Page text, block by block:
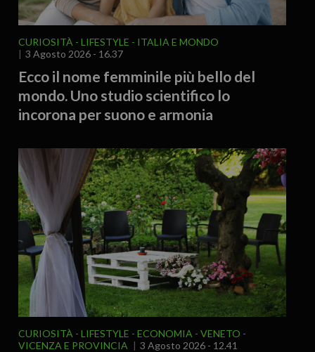
CURIOSITÀ - LIFESTYLE
ITALIA E MONDO
3 Agosto 2026 - 16.37
Ecco il nome femminile più bello del
mondo. Uno studio scientifico lo
incorona per suono e armonia
CURIOSITÀ - LIFESTYLE ECONOMIA
VENETO
VICENZA E PROVINCIA
3 Agosto 2026 - 12.41